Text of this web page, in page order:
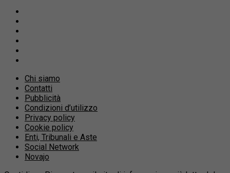
Chi siamo
Contatti
Pubblicità
Condizioni d’utilizzo
Privacy policy
Cookie policy
Enti, Tribunali e Aste
Social Network
Novajo